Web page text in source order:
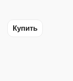
Купить